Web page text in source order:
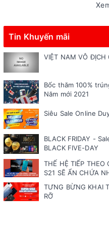
Tin Khuyến mãi
VIỆT NAM VÔ ĐỊCH
Bốc thăm 100%
Năm mới 2021
Siêu Sale Online
BLACK FRIDAY -
BLACK FIVE-DAY
THẾ HỆ TIẾP THEO
S21 SẼ ẨN CHỨA
TƯNG BỪNG KHAI
RỠ